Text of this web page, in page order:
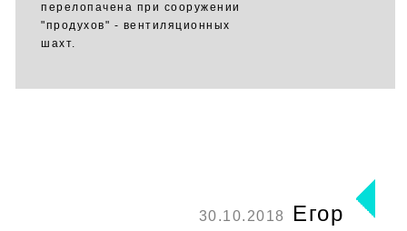
перелопачена при сооружении
"продухов" - вентиляционных
шахт.
30.10.2018 Егор